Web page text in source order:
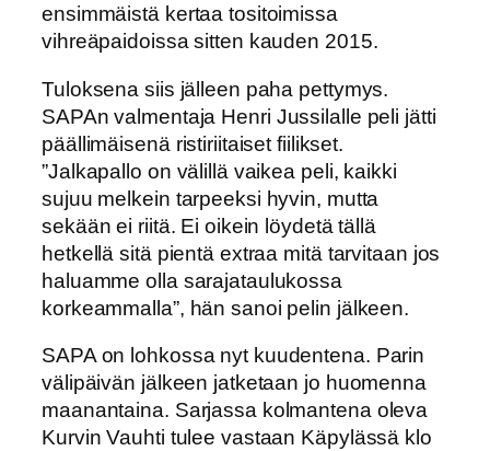
ensimmäistä kertaa tositoimissa
vihreäpaidoissa sitten kauden 2015.
Tuloksena siis jälleen paha pettymys.
SAPAn valmentaja Henri Jussilalle peli jätti
päällimäisenä ristiriitaiset fiilikset.
”Jalkapallo on välillä vaikea peli, kaikki
sujuu melkein tarpeeksi hyvin, mutta
sekään ei riitä. Ei oikein löydetä tällä
hetkellä sitä pientä extraa mitä tarvitaan jos
haluamme olla sarajataulukossa
korkeammalla”, hän sanoi pelin jälkeen.
SAPA on lohkossa nyt kuudentena. Parin
välipäivän jälkeen jatketaan jo huomenna
maanantaina. Sarjassa kolmantena oleva
Kurvin Vauhti tulee vastaan Käpylässä klo